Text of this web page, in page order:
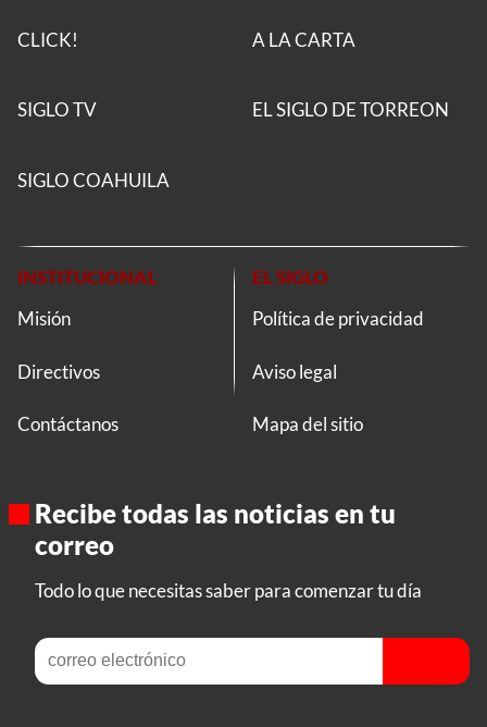
CLICK! A LA CARTA
SIGLO TV EL SIGLO DE TORREON
SIGLO COAHUILA
INSTITUCIONAL
Misión
Directivos
Contáctanos
EL SIGLO
Política de privacidad
Aviso legal
Mapa del sitio
Recibe todas las noticias en tu
correo
Todo lo que necesitas saber para comenzar tu día